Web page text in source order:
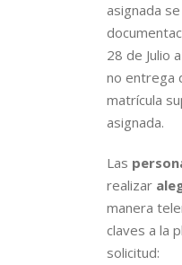
asignada
28 de Julio
no entrega
matrícula
asignada.
Las
realizar
manera
claves a la
solicitud: